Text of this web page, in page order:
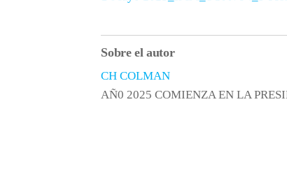
Sobre el autor
CH COLMAN
AÑ0 2025 COMIENZA EN LA